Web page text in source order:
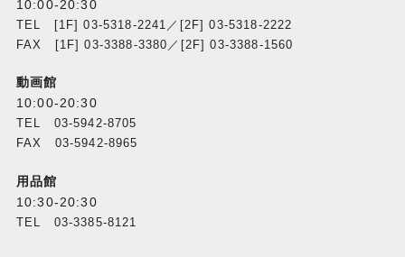
10:00-20:30
TEL [1F] 03-5318-2241／[2F] 03-5318-2222
FAX [1F] 03-3388-3380／[2F] 03-3388-1560
動画館
10:00-20:30
TEL 03-5942-8705
FAX 03-5942-8965
用品館
10:30-20:30
TEL 03-3385-8121